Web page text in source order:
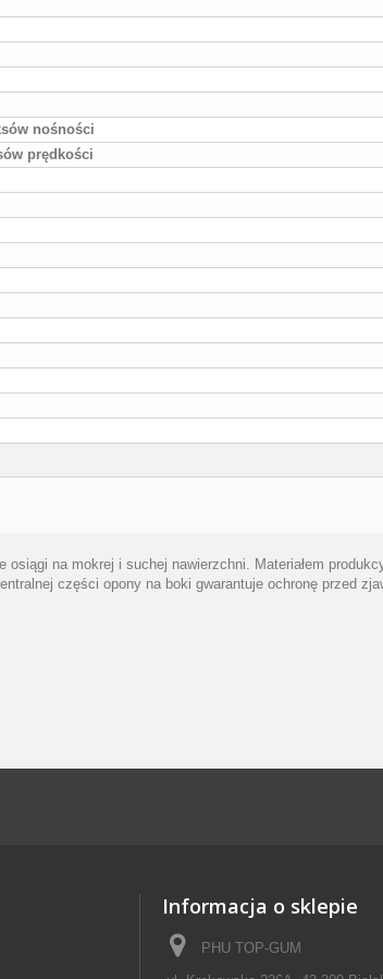
nośności
prędkości
na mokrej i suchej nawierzchni. Materiałem
części opony na boki gwarantuje ochronę przed
Informacja o sklepie
PHU TOP-GUM